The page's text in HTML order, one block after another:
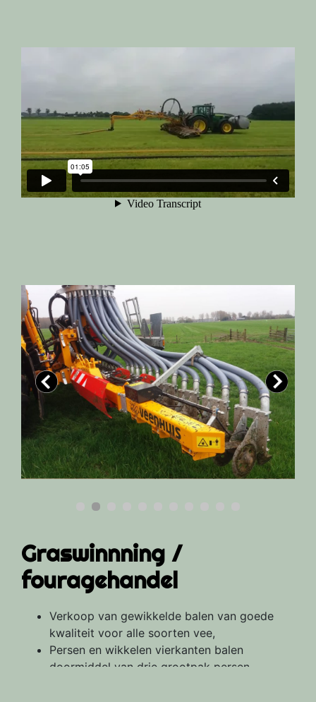
Graswinnning /
fouragehandel
Verkoop van gewikkelde balen van goede
kwaliteit voor alle soorten vee,
Persen en wikkelen vierkanten balen
doormiddel van drie grootpak persen,